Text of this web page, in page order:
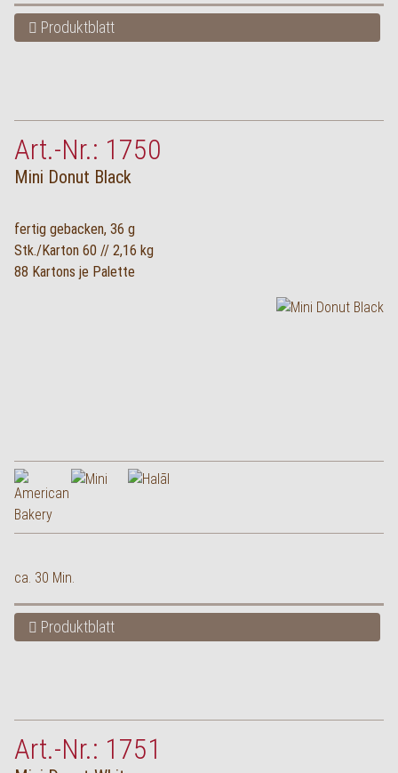
Produktblatt
Art.-Nr.: 1750
Mini Donut Black
fertig gebacken, 36 g
Stk./Karton 60 // 2,16 kg
88 Kartons je Palette
ca. 30 Min.
Produktblatt
Art.-Nr.: 1751